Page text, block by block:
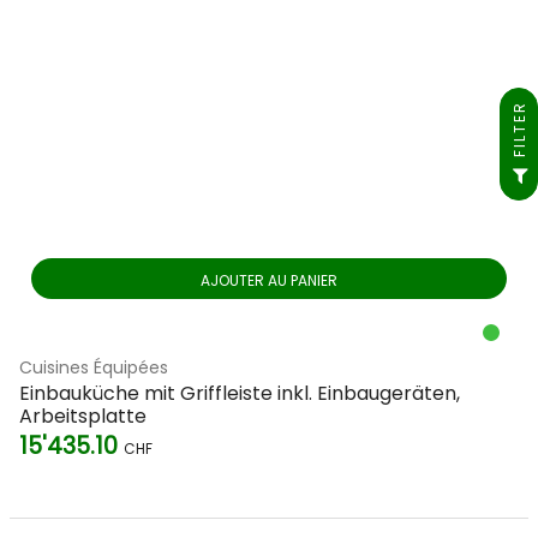
AJOUTER AU PANIER
Cuisines Équipées
Einbauküche mit Griffleiste inkl. Einbaugeräten,
Arbeitsplatte
15'435.10 CHF
FILTER